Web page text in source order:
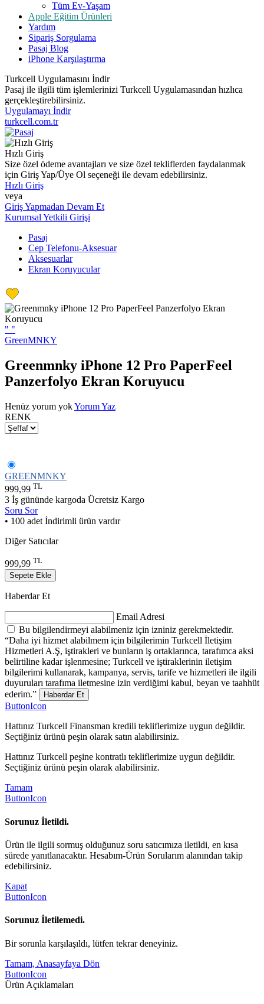
Tüm Ev-Yaşam
Apple Eğitim Ürünleri
Yardım
Sipariş Sorgulama
Pasaj Blog
iPhone Karşılaştırma
Turkcell Uygulamasını İndir
Pasaj ile ilgili tüm işlemlerinizi Turkcell Uygulamasından hızlıca
gerçekleştirebilirsiniz.
Uygulamayı İndir
turkcell.com.tr
Hızlı Giriş
Size özel ödeme avantajları ve size özel tekliflerden faydalanmak
için Giriş Yap/Üye Ol seçeneği ile devam edebilirsiniz.
Hızlı Giriş
veya
Giriş Yapmadan Devam Et
Kurumsal Yetkili Girişi
Pasaj
Cep Telefonu-Aksesuar
Aksesuarlar
Ekran Koruyucular
" "
GreenMNKY
Greenmnky iPhone 12 Pro PaperFeel
Panzerfolyo Ekran Koruyucu
Henüz yorum yokYorum Yaz
RENK
GREENMNKY
999,99 TL
3 İş gününde kargoda Ücretsiz Kargo
Soru Sor
• 100 adet İndirimli ürün vardır
Diğer Satıcılar
999,99 TL
Sepete Ekle
Haberdar Et
Email Adresi
Bu bilgilendirmeyi alabilmeniz için izniniz gerekmektedir.
“Daha iyi hizmet alabilmem için bilgilerimin Turkcell İletişim
Hizmetleri A.Ş, iştirakleri ve bunların iş ortaklarınca, tarafımca aksi
belirtiline kadar işlenmesine; Turkcell ve iştiraklerinin iletişim
bilgilerimi kullanarak, kampanya, servis, tarife ve hizmetleri ile ilgili
duyuruları tarafıma iletmesine izin verdiğimi kabul, beyan ve taahhüt
ederim.”
Haberdar Et
ButtonIcon
Hattınız Turkcell Finansman kredili tekliflerimize uygun değildir.
Seçtiğiniz ürünü peşin olarak satın alabilirsiniz.
Hattınız Turkcell peşine kontratlı tekliflerimize uygun değildir.
Seçtiğiniz ürünü peşin olarak alabilirsiniz.
Tamam
ButtonIcon
Sorunuz İletildi.
Ürün ile ilgili sormuş olduğunuz soru satıcımıza iletildi, en kısa
sürede yanıtlanacaktır. Hesabım-Ürün Sorularım alanından takip
edebilirsiniz.
Kapat
ButtonIcon
Sorunuz İletilemedi.
Bir sorunla karşılaşıldı, lütfen tekrar deneyiniz.
Tamam, Anasayfaya Dön
ButtonIcon
Ürün Açıklamaları